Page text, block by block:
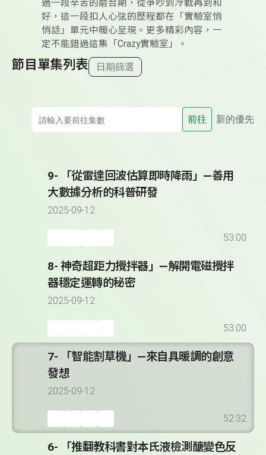
過一段辛苦的磨合期，從爭吵到冷戰再到和
好，這一段扣人心弦的歷程都在「實驗室悄
悄話」單元中暖心呈現。更多精彩內容，一
定不能錯過這集「Crazy實驗室」。
節目單集列表 日期篩選
前往 新的優先
9- 「從雷達回波估算即時降雨」—善用
大數據分析的科普研發
2025-09-12
53:00
8- 神奇超距力攪拌器」—解開電磁攪拌
器穩定運轉的秘密
2025-09-12
53:00
7- 「智能割草機」—來自具暖調的創意
發想
2025-09-12
52:32
6- 「推翻教科書對本氏液檢測醣變色反